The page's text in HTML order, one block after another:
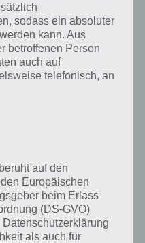
sodass ein absoluter
kann. Aus
betroffenen Person
auch auf
telefonisch, an
auf den
Europäischen
beim Erlass
(DS-GVO)
als auch für